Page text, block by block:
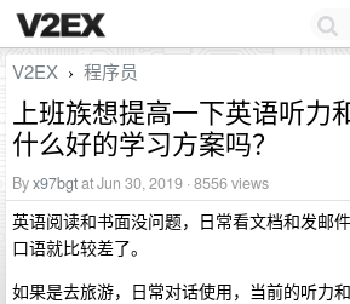
V2EX › 程序员
上班族想提高一下英语听力
什么好的学习方案吗？
Byx97bgtat Jun 30, 2019 · 8556 views
英语阅读和书面没问题，日常看文档和发邮
口语就比较差了。
如果是去旅游，日常对话使用，当前的听力